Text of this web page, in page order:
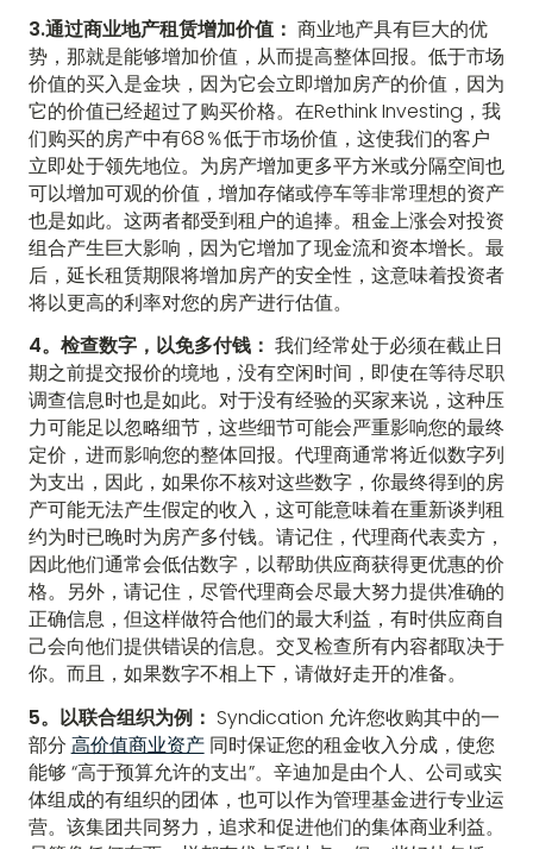
3.通过商业地产租赁增加价值： 商业地产具有巨大的优
势，那就是能够增加价值，从而提高整体回报。低于市场
价值的买入是金块，因为它会立即增加房产的价值，因为
它的价值已经超过了购买价格。在Rethink Investing，我
们购买的房产中有68％低于市场价值，这使我们的客户
立即处于领先地位。为房产增加更多平方米或分隔空间也
可以增加可观的价值，增加存储或停车等非常理想的资产
也是如此。这两者都受到租户的追捧。租金上涨会对投资
组合产生巨大影响，因为它增加了现金流和资本增长。最
后，延长租赁期限将增加房产的安全性，这意味着投资者
将以更高的利率对您的房产进行估值。
4。检查数字，以免多付钱： 我们经常处于必须在截止日
期之前提交报价的境地，没有空闲时间，即使在等待尽职
调查信息时也是如此。对于没有经验的买家来说，这种压
力可能足以忽略细节，这些细节可能会严重影响您的最终
定价，进而影响您的整体回报。代理商通常将近似数字列
为支出，因此，如果你不核对这些数字，你最终得到的房
产可能无法产生假定的收入，这可能意味着在重新谈判租
约为时已晚时为房产多付钱。请记住，代理商代表卖方，
因此他们通常会低估数字，以帮助供应商获得更优惠的价
格。另外，请记住，尽管代理商会尽最大努力提供准确的
正确信息，但这样做符合他们的最大利益，有时供应商自
己会向他们提供错误的信息。交叉检查所有内容都取决于
你。而且，如果数字不相上下，请做好走开的准备。
5。以联合组织为例： Syndication 允许您收购其中的一
部分 高价值商业资产同时保证您的租金收入分成，使您
能够 “高于预算允许的支出”。辛迪加是由个人、公司或实
体组成的有组织的团体，也可以作为管理基金进行专业运
营。该集团共同努力，追求和促进他们的集体商业利益。